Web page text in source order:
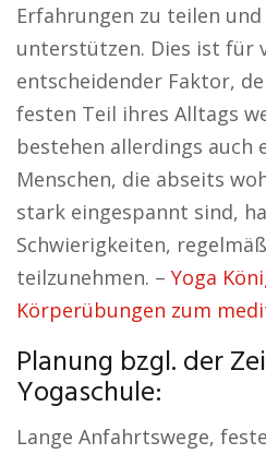
Erfahrungen zu teilen
unterstützen. Dies ist für
entscheidender Faktor,
festen Teil ihres Alltags
bestehen allerdings auch
Menschen, die abseits
stark eingespannt sind,
Schwierigkeiten,
teilzunehmen. – Yoga
Körperübungen zum
Planung bzgl. der
Yogaschule:
Lange Anfahrtswege,